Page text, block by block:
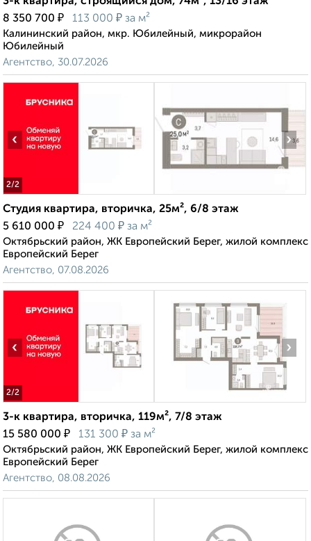
8 350 700 ₽ 113 000 ₽ за м²
Калининский район, мкр. Юбилейный, микрорайон
Юбилейный
Агентство, 30.07.2026
2/2
‹ ›
Студия квартира, вторичка, 25м², 6/8 этаж
5 610 000 ₽ 224 400 ₽ за м²
Октябрьский район, ЖК Европейский Берег, жилой комплекс
Европейский Берег
Агентство, 07.08.2026
2/2
‹ ›
3-к квартира, вторичка, 119м², 7/8 этаж
15 580 000 ₽ 131 300 ₽ за м²
Октябрьский район, ЖК Европейский Берег, жилой комплекс
Европейский Берег
Агентство, 08.08.2026